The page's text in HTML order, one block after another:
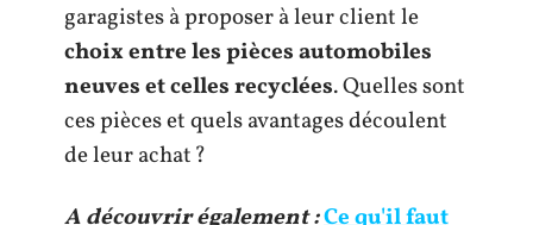
garagistes à proposer à leur client le
choix entre les pièces automobiles
neuves et celles recyclées. Quelles sont
ces pièces et quels avantages découlent
de leur achat ?
A découvrir également :Ce qu'il faut